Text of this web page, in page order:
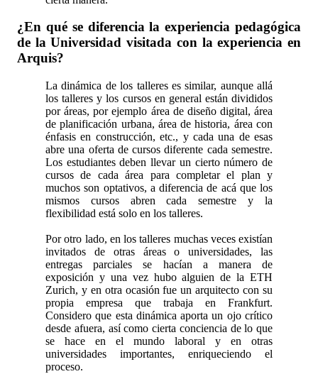
¿En qué se diferencia la experiencia pedagógica
de la Universidad visitada con la experiencia en
Arquis?
La dinámica de los talleres es similar, aunque allá
los talleres y los cursos en general están divididos
por áreas, por ejemplo área de diseño digital, área
de planificación urbana, área de historia, área con
énfasis en construcción, etc., y cada una de esas
abre una oferta de cursos diferente cada semestre.
Los estudiantes deben llevar un cierto número de
cursos de cada área para completar el plan y
muchos son optativos, a diferencia de acá que los
mismos cursos abren cada semestre y la
flexibilidad está solo en los talleres.
Por otro lado, en los talleres muchas veces existían
invitados de otras áreas o universidades, las
entregas parciales se hacían a manera de
exposición y una vez hubo alguien de la ETH
Zurich, y en otra ocasión fue un arquitecto con su
propia empresa que trabaja en Frankfurt.
Considero que esta dinámica aporta un ojo crítico
desde afuera, así como cierta conciencia de lo que
se hace en el mundo laboral y en otras
universidades importantes, enriqueciendo el
proceso.